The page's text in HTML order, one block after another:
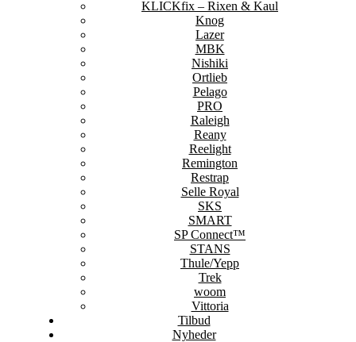
KLICKfix – Rixen & Kaul
Knog
Lazer
MBK
Nishiki
Ortlieb
Pelago
PRO
Raleigh
Reany
Reelight
Remington
Restrap
Selle Royal
SKS
SMART
SP Connect™
STANS
Thule/Yepp
Trek
woom
Vittoria
Tilbud
Nyheder